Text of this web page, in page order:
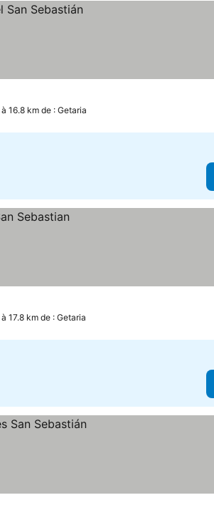
16.8 km de : Getaria
17.8 km de : Getaria